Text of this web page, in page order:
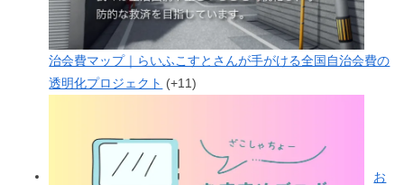
治会費マップ｜らいふこすとさんが手がける全国自治会費の
透明化プロジェクト
+11
お